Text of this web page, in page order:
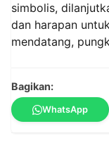
simbolis,
dan harapan
mendatang,
Bagikan:
WhatsApp